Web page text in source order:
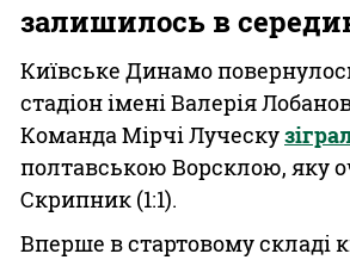
залишилось в
Київське Динамо
стадіон імені Валерія
Команда Мірчі Луческу
полтавською Ворсклою, яку
Скрипник (1:1).
Вперше в стартовому складі